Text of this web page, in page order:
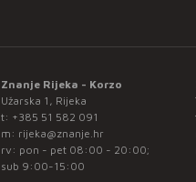
Znanje Rijeka - Korzo
Užarska 1, Rijeka
t: +385 51 582 091
m: rijeka@znanje.hr
rv: pon - pet 08:00 - 20:00;
sub 9:00-15:00